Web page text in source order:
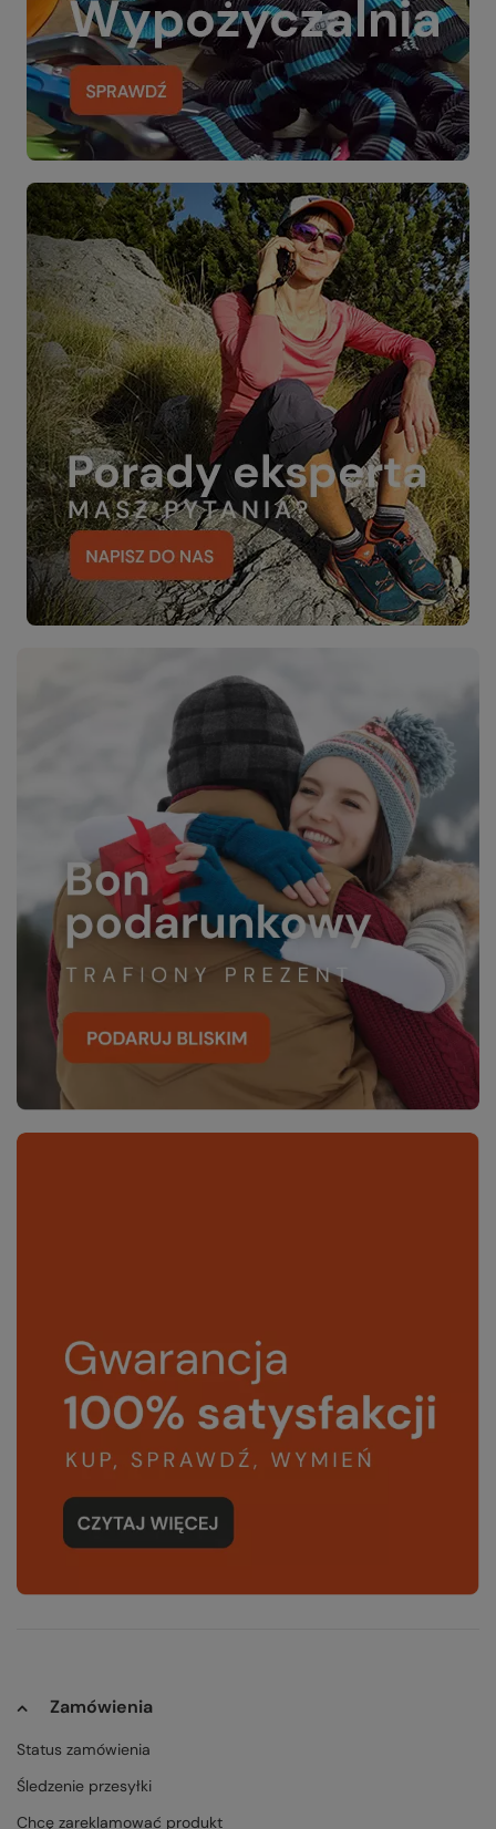
Zamówienia
Status zamówienia
Śledzenie przesyłki
Chcę zareklamować produkt